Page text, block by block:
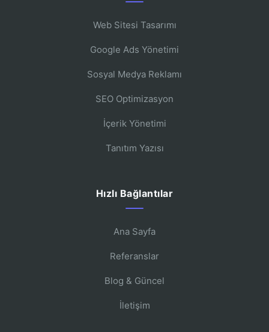
Web Sitesi Tasarımı
Google Ads Yönetimi
Sosyal Medya Reklamı
SEO Optimizasyon
İçerik Yönetimi
Tanıtım Yazısı
Hızlı Bağlantılar
Ana Sayfa
Referanslar
Blog & Güncel
İletişim